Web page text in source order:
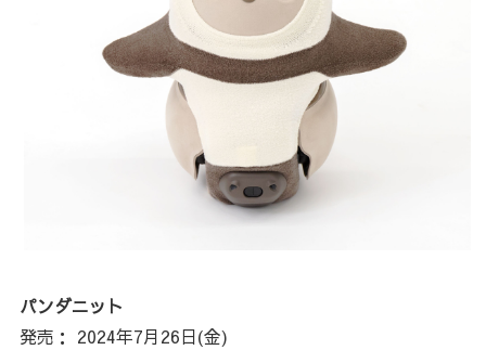
パンダニット
発売： 2024年7月26日(金)